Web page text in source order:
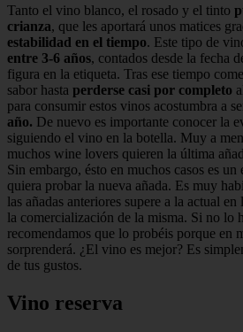
Tanto el vino blanco, el rosado y el tinto
crianza, que les aportará unos matices
estabilidad en el tiempo. Este tipo de
entre 3-6 años, contados desde la fecha
figura en la etiqueta. Tras ese tiempo
sabor hasta perderse casi por completo
para consumir estos vinos acostumbra a
año. De nuevo es importante conocer la
siguiendo el vino en la botella. Muy a
muchos wine lovers quieren la última
Sin embargo, ésto en muchos casos es un
quiera probar la nueva añada. Es muy
las añadas anteriores supere a la actual
la comercialización de la misma. Si no lo
recomendamos que lo probéis porque en
sorprenderá. ¿El vino es mejor? Es
de tus gustos.
Vino reserva